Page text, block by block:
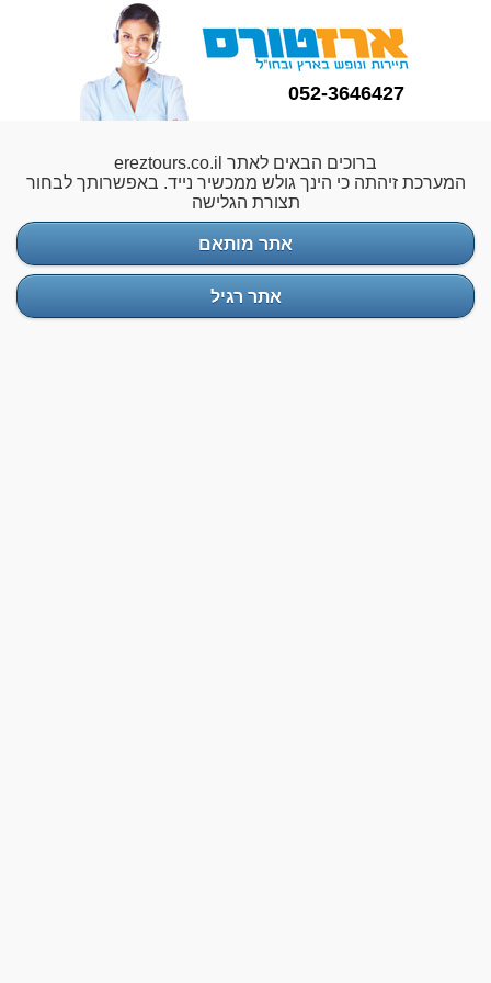
052-3646427
ברוכים הבאים לאתר ereztours.co.il
המערכת זיהתה כי הינך גולש ממכשיר נייד. באפשרותך לבחור
תצורת הגלישה
אתר מותאם
אתר רגיל